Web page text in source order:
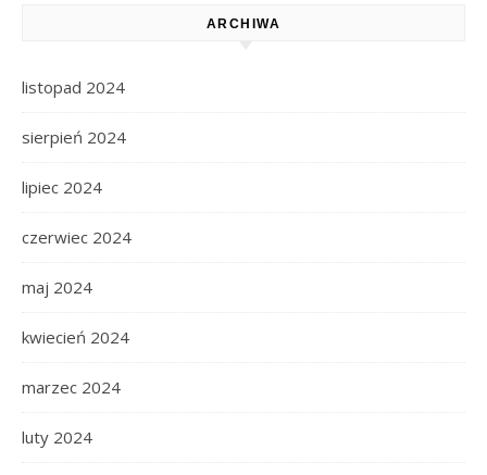
ARCHIWA
listopad 2024
sierpień 2024
lipiec 2024
czerwiec 2024
maj 2024
kwiecień 2024
marzec 2024
luty 2024